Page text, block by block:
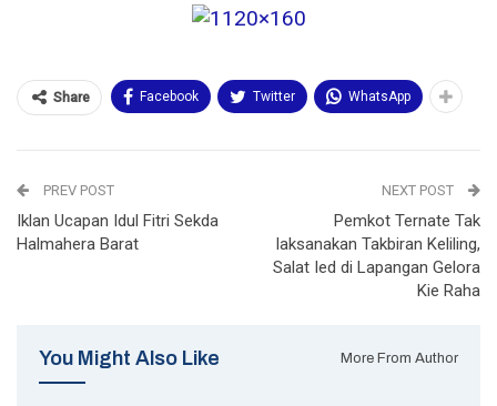
Share Facebook Twitter WhatsApp
PREV POST
Iklan Ucapan Idul Fitri Sekda
Halmahera Barat
NEXT POST
Pemkot Ternate Tak
laksanakan Takbiran Keliling,
Salat Ied di Lapangan Gelora
Kie Raha
You Might Also Like More From Author